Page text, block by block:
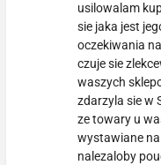
usilowalam
sie jaka jest
oczekiwania
czuje sie
waszych
zdarzyla sie w
ze towary u
wystawiane
nalezaloby